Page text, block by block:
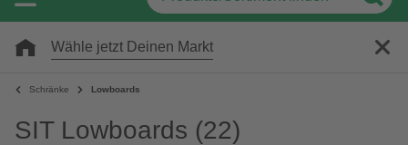
Wähle jetzt Deinen Markt
Schränke Lowboards
SIT Lowboards (22)